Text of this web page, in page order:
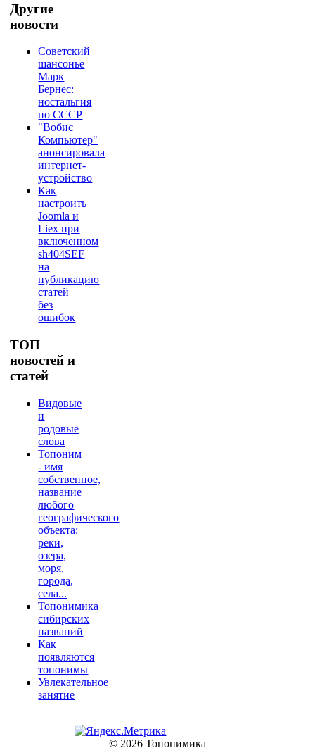
Другие
новости
Советский
шансонье
Марк
Бернес:
ностальгия
по СССР
"Вобис
Компьютер"
анонсировала
интернет-
устройство
Как
настроить
Joomla и
Liex при
включенном
sh404SEF
на
публикацию
статей
без
ошибок
ТОП
новостей и
статей
Видовые
и
родовые
слова
Топоним
- имя
собственное,
название
любого
географического
объекта:
реки,
озера,
моря,
города,
села...
Топонимика
сибирских
названий
Как
появляются
топонимы
Увлекательное
занятие
© 2026 Топонимика